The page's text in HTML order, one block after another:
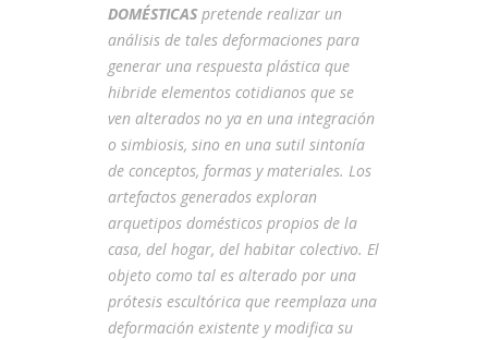
DOMÉSTICAS pretende realizar un
análisis de tales deformaciones para
generar una respuesta plástica que
hibride elementos cotidianos que se
ven alterados no ya en una integración
o simbiosis, sino en una sutil sintonía
de conceptos, formas y materiales. Los
artefactos generados exploran
arquetipos domésticos propios de la
casa, del hogar, del habitar colectivo. El
objeto como tal es alterado por una
prótesis escultórica que reemplaza una
deformación existente y modifica su